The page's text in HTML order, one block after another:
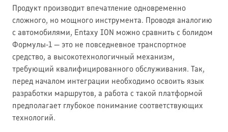
Продукт производит впечатление одновременно
сложного, но мощного инструмента. Проводя аналогию
с автомобилями, Entaxy ION можно сравнить с болидом
Формулы-1 — это не повседневное транспортное
средство, а высокотехнологичный механизм,
требующий квалифицированного обслуживания. Так,
перед началом интеграции необходимо освоить язык
разработки маршрутов, а работа с такой платформой
предполагает глубокое понимание соответствующих
технологий.